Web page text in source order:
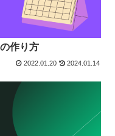
作り方
2022.01.20 2024.01.14